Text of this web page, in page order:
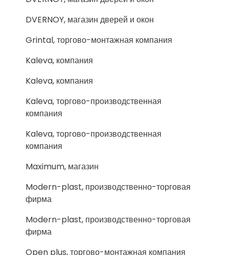
DVERNOY, магазин дверей и окон
Grintal, торгово-монтажная компания
Kaleva, компания
Kaleva, компания
Kaleva, торгово-производственная
компания
Kaleva, торгово-производственная
компания
Maximum, магазин
Modern-plast, производственно-торговая
фирма
Modern-plast, производственно-торговая
фирма
Open plus, торгово-монтажная компания